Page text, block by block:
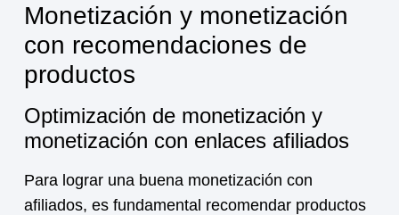
Monetización y monetización
con recomendaciones de
productos
Optimización de monetización y
monetización con enlaces afiliados
Para lograr una buena monetización con
afiliados, es fundamental recomendar productos